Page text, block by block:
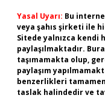
Yasal Uyarı: Bu
veya şahıs şirketi ile
Sitede yalnızca kendi
paylaşılmaktadır.
taşımamakta olup,
paylaşım
benzerlikleri
taslak halindedir ve